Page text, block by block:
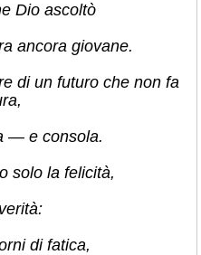
Dio ascoltò
ancora giovane.
di un futuro che non fa
— e consola.
solo la felicità,
di fatica,